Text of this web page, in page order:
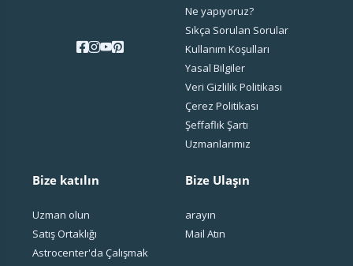
Ne yapıyoruz?
Sıkça Sorulan Sorular
Kullanım Koşulları
Yasal Bilgiler
Veri Gizlilik Politikası
Çerez Politikası
Şeffaflık Şartı
Uzmanlarımız
Bize katılın
Uzman olun
Satış Ortaklığı
Astrocenter'da Çalışmak
Bize Ulaşın
arayın
Mail Atın